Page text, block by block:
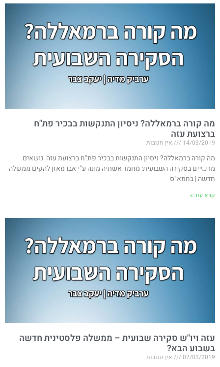
מה קורה ברמאללה? ניסיון התנקשות בבכיר פת"ח
ברצועת עזה ​
14/03/2019 אין תגובות
מה קורה ברמאללה? ניסיון התנקשות בבכיר פת"ח ברצועת עזה ​ נושאים
מרכזיים בסקירה השבועית: מחמד אשתיה מונה ע"י אבו מאזן להקים ממשלה
חדשה | בחמא"ס
קרא עוד »
עזה ויו"ש סקירה שבועית – ממשלה פלסטינית חדשה
בשבוע הבא?
07/03/2019 אין תגובות